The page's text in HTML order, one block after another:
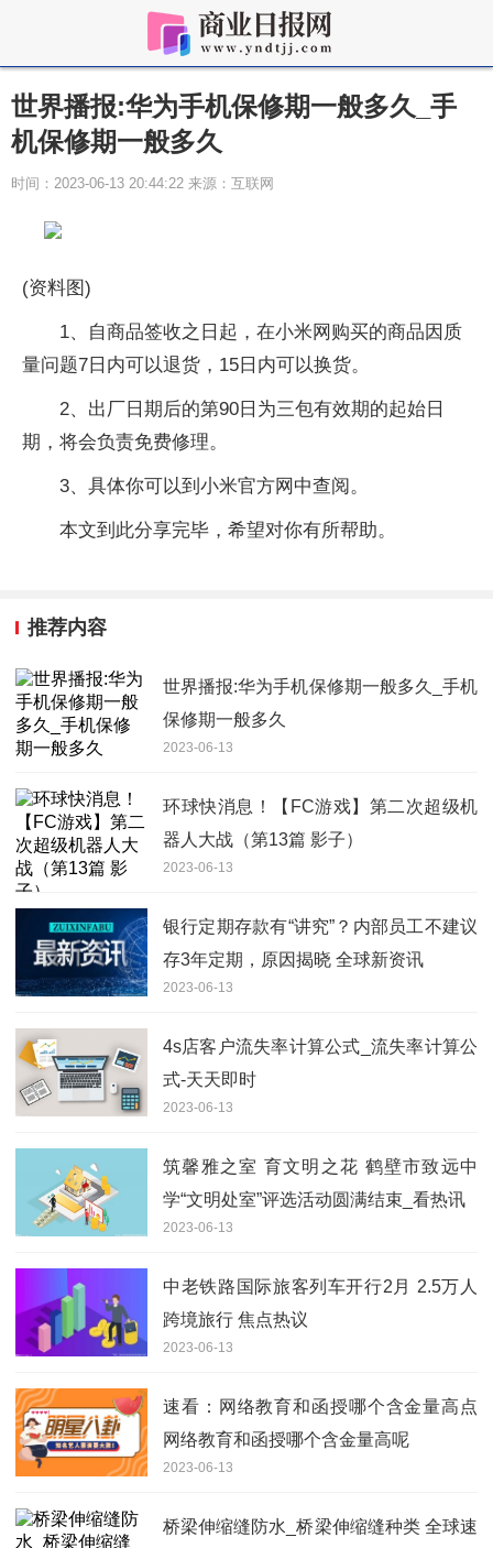
世界播报:华为手机保修期一般多久_手
机保修期一般多久
时间：2023-06-13 20:44:22 来源：互联网
(资料图)
1、自商品签收之日起，在小米网购买的商品因质
量问题7日内可以退货，15日内可以换货。
2、出厂日期后的第90日为三包有效期的起始日
期，将会负责免费修理。
3、具体你可以到小米官方网中查阅。
本文到此分享完毕，希望对你有所帮助。
推荐内容
世界播报:华为手机保修期一般多久_手机
保修期一般多久
2023-06-13
环球快消息！【FC游戏】第二次超级机
器人大战（第13篇 影子）
2023-06-13
银行定期存款有“讲究”？内部员工不建议
存3年定期，原因揭晓 全球新资讯
2023-06-13
4s店客户流失率计算公式_流失率计算公
式-天天即时
2023-06-13
筑馨雅之室 育文明之花 鹤壁市致远中
学“文明处室”评选活动圆满结束_看热讯
2023-06-13
中老铁路国际旅客列车开行2月 2.5万人
跨境旅行 焦点热议
2023-06-13
速看：网络教育和函授哪个含金量高点
网络教育和函授哪个含金量高呢
2023-06-13
桥梁伸缩缝防水_桥梁伸缩缝种类 全球速